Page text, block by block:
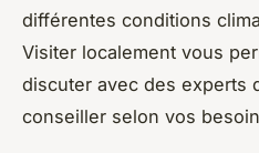
différentes conditions
Visiter localement vous
discuter avec des experts
conseiller selon vos